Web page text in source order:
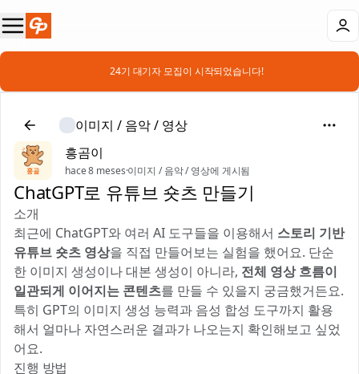
📣 24기 대기자 모집이 시작되었습니다!
이미지 / 음악 / 영상
흥곰이
hace 8 meses·이미지 / 음악 / 영상에 게시됨
ChatGPT로 유튜브 숏츠 만들기 🎥
소개
최근에 ChatGPT와 여러 AI 도구들을 이용해서 스토리 기반
유튜브 숏츠 영상을 직접 만들어보는 실험을 했어요. 단순
한 이미지 생성이나 대본 생성이 아니라, 전체 영상 흐름이
일관되게 이어지는 콘텐츠를 만들 수 있을지 궁금했거든요.
특히 GPT의 이미지 생성 능력과 음성 합성 도구까지 활용
해서 얼마나 자연스러운 결과가 나오는지 확인해보고 싶었
어요.
진행 방법